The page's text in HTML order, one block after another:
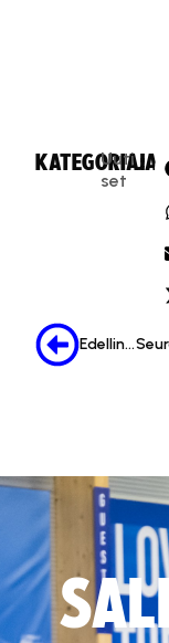
KATEGORIA:
Uuti
set
Edellinen